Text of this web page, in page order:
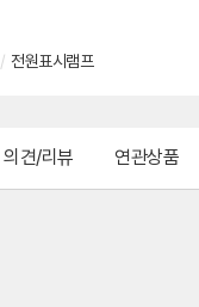
/ 전원표시램프
의견/리뷰 연관상품